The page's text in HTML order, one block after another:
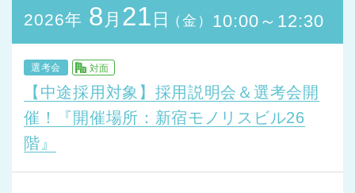
2026年 8 月 21 日 （金） 10:00～12:30
選考会 対面
【中途採用対象】採用説明会＆選考会開
催！『開催場所：新宿モノリスビル26
階』